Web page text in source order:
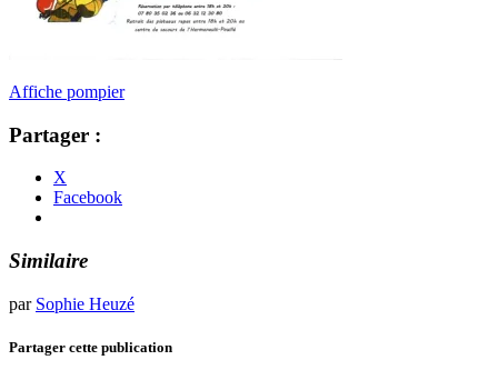
Affiche pompier
Partager :
X
Facebook
Similaire
par Sophie Heuzé
Partager cette publication